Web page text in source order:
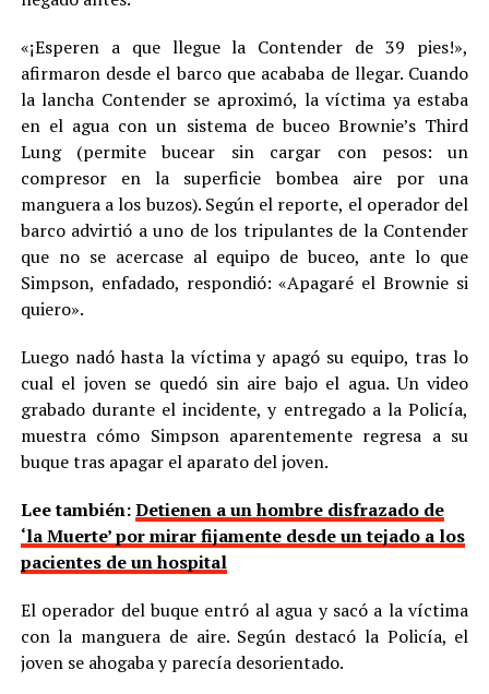
«¡Esperen a que llegue la Contender de 39 pies!»,
afirmaron desde el barco que acababa de llegar. Cuando
la lancha Contender se aproximó, la víctima ya estaba
en el agua con un sistema de buceo Brownie’s Third
Lung (permite bucear sin cargar con pesos: un
compresor en la superficie bombea aire por una
manguera a los buzos). Según el reporte, el operador del
barco advirtió a uno de los tripulantes de la Contender
que no se acercase al equipo de buceo, ante lo que
Simpson, enfadado, respondió: «Apagaré el Brownie si
quiero».
Luego nadó hasta la víctima y apagó su equipo, tras lo
cual el joven se quedó sin aire bajo el agua. Un video
grabado durante el incidente, y entregado a la Policía,
muestra cómo Simpson aparentemente regresa a su
buque tras apagar el aparato del joven.
Lee también:Detienen a un hombre disfrazado de
‘la Muerte’ por mirar fijamente desde un tejado a los
pacientes de un hospital
El operador del buque entró al agua y sacó a la víctima
con la manguera de aire. Según destacó la Policía, el
joven se ahogaba y parecía desorientado.